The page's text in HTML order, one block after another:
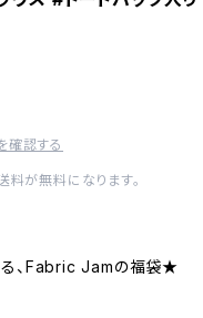
確認する
が無料になります。
、Fabric Jamの福袋★